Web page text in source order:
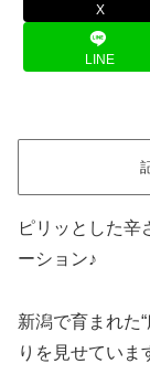
X
LINE
ピリッとした辛
ーション♪
新潟で育まれた
りを見せていま